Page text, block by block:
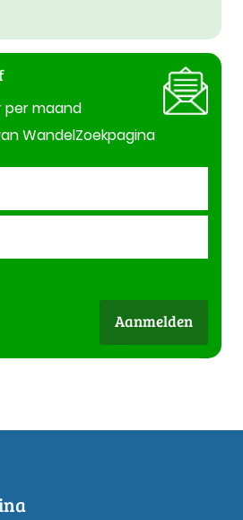
per maand
WandelZoekpagina
Aanmelden